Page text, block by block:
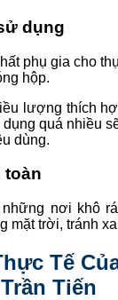
dụng
phụ gia cho
hộp.
lượng thích
quá nhiều
dùng.
toàn
nơi khô
mặt trời, tránh
Tế
Tiến